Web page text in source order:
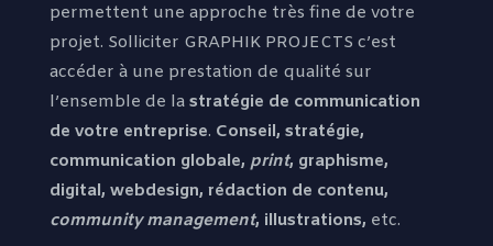
permettent une approche très fine de votre
projet. Solliciter GRAPHIK PROJECTS c’est
accéder à une prestation de qualité sur
l’ensemble de la stratégie de communication
de votre entreprise. Conseil, stratégie,
communication globale, print, graphisme,
digital, webdesign, rédaction de contenu,
community management, illustrations, etc.